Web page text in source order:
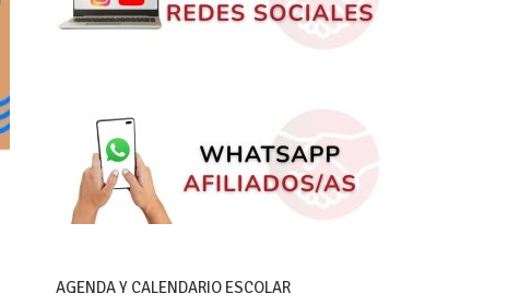
AGENDA Y CALENDARIO ESCOLAR